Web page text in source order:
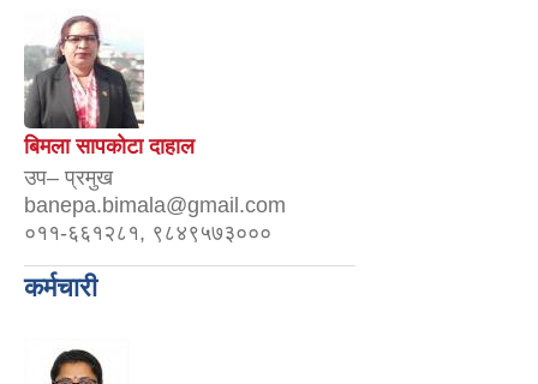
बिमला सापकोटा दाहाल
उप– प्रमुख
banepa.bimala@gmail.com
०११-६६१२८१, ९८४९५७३०००
कर्मचारी